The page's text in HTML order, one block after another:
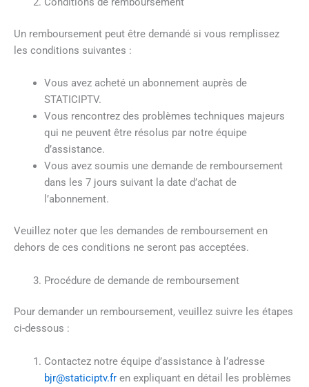
Un remboursement peut être demandé si vous remplissez
les conditions suivantes :
Vous avez acheté un abonnement auprès de
STATICIPTV.
Vous rencontrez des problèmes techniques majeurs
qui ne peuvent être résolus par notre équipe
d’assistance.
Vous avez soumis une demande de remboursement
dans les 7 jours suivant la date d’achat de
l’abonnement.
Veuillez noter que les demandes de remboursement en
dehors de ces conditions ne seront pas acceptées.
Procédure de demande de remboursement
Pour demander un remboursement, veuillez suivre les étapes
ci-dessous :
Contactez notre équipe d’assistance à l’adresse
bjr@staticiptv.fren expliquant en détail les problèmes